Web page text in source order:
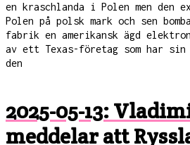
en kraschlanda i Polen men den
Polen på polsk mark och sen
fabrik en amerikansk ägd
av ett Texas-företag som har
den
2025-05-13:
meddelar att